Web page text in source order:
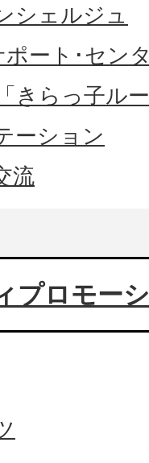
シェルジュ
ート･セン
きらっ子ル
ーション
流
プロモー